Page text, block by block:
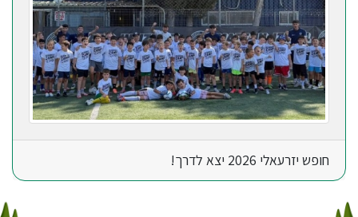
חופש יזרעאלי 2026 יצא לדרך!